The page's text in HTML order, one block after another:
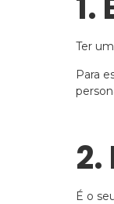
Ter
Para
É o